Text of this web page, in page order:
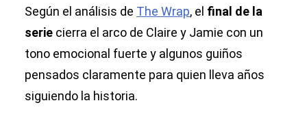
Según el análisis de The Wrap, el final de la
serie cierra el arco de Claire y Jamie con un
tono emocional fuerte y algunos guiños
pensados claramente para quien lleva años
siguiendo la historia.